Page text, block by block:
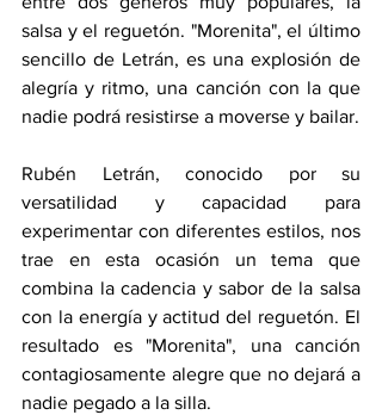
salsa y el reguetón. "Morenita", el último
sencillo de Letrán, es una explosión de
alegría y ritmo, una canción con la que
nadie podrá resistirse a moverse y bailar.
Rubén Letrán, conocido por su
versatilidad y capacidad para
experimentar con diferentes estilos, nos
trae en esta ocasión un tema que
combina la cadencia y sabor de la salsa
con la energía y actitud del reguetón. El
resultado es "Morenita", una canción
contagiosamente alegre que no dejará a
nadie pegado a la silla.